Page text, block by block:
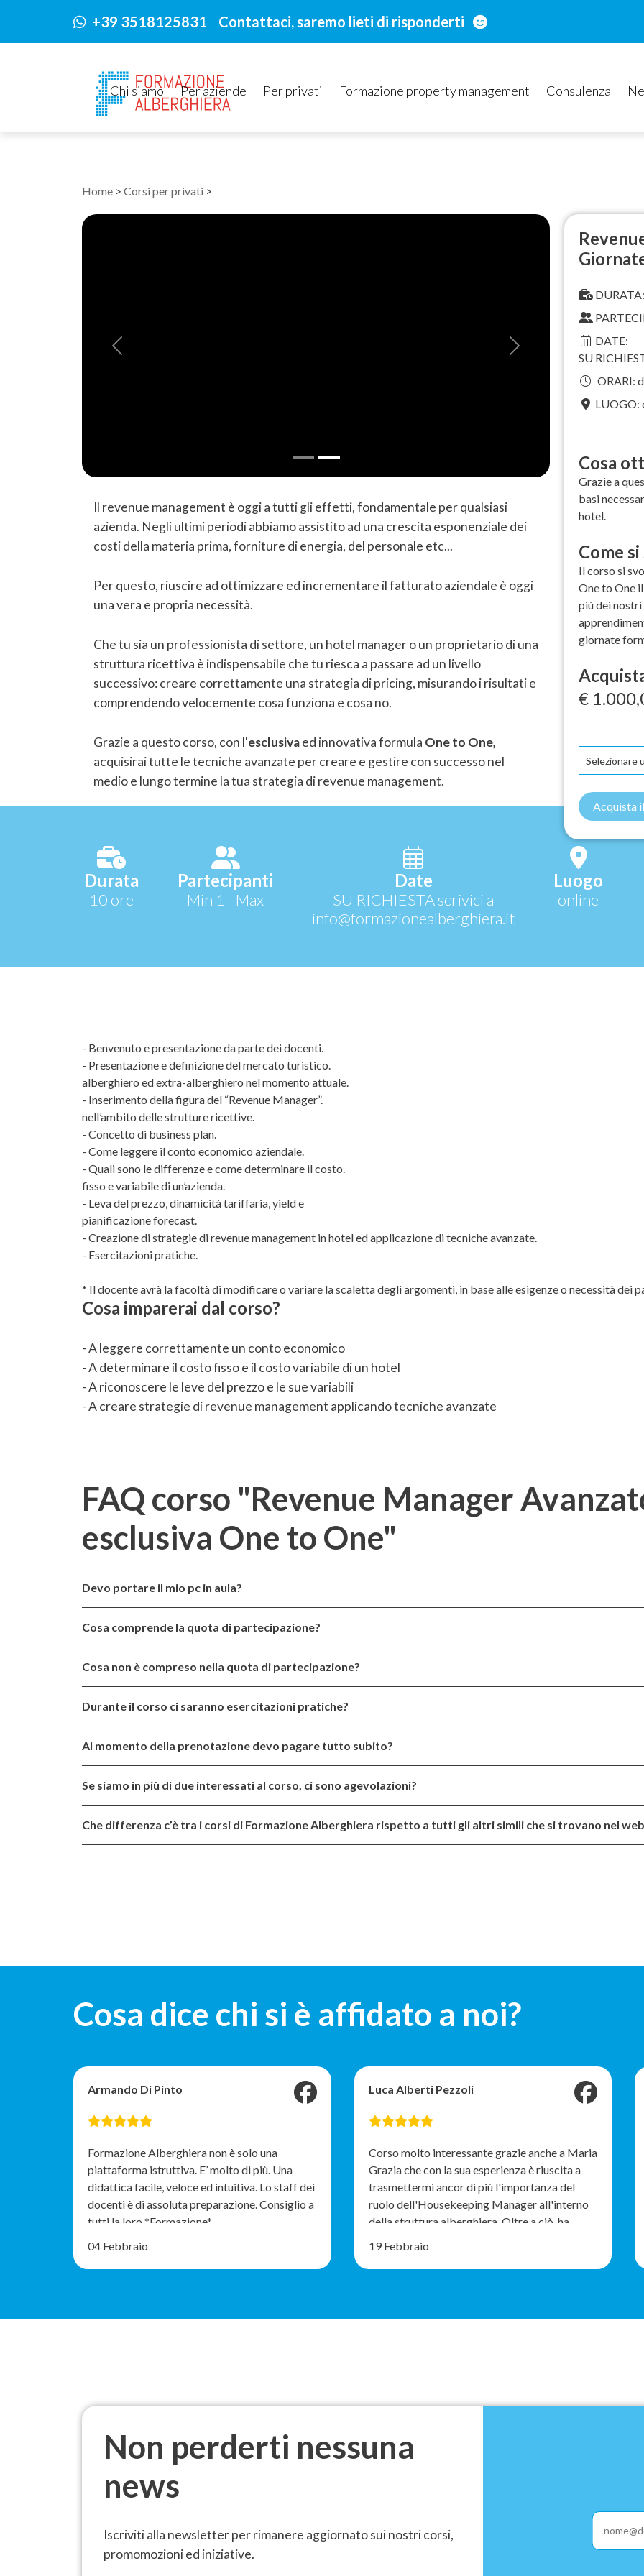
+39 3518125831 Contattaci, saremo lieti di risponderti
Chi siamo Per aziende Per privati Formazione property management Consulenza
Home > Corsi per privati >
Previous Next
Il revenue management è oggi a tutti gli effetti, fondamentale per qualsiasi
azienda. Negli ultimi periodi abbiamo assistito ad una crescita esponenziale dei
costi della materia prima, forniture di energia, del personale etc...
Per questo, riuscire ad ottimizzare ed incrementare il fatturato aziendale è oggi
una vera e propria necessità.
Che tu sia un professionista di settore, un hotel manager o un proprietario di una
struttura ricettiva è indispensabile che tu riesca a passare ad un livello
successivo: creare correttamente una strategia di pricing, misurando i risultati e
comprendendo velocemente cosa funziona e cosa no.
Grazie a questo corso, con l'esclusivaed innovativa formula One to One,
acquisirai tutte le tecniche avanzate per creare e gestire con successo nel
medio e lungo termine la tua strategia di revenue management.
DATE:
SU
ORARI:
LUOGO:
Cosa
Grazie a
basi
hotel.
Come
Il corso si
One to One
piú dei
giornate
€
Acquista
Durata
10 ore
Partecipanti
Min 1 - Max
Date
SU RICHIESTA scrivici a
info@formazionealberghiera.it
Luogo
online
- Benvenuto e presentazione da parte dei docenti.
- Presentazione e definizione del mercato turistico.
alberghiero ed extra-alberghiero nel momento attuale.
- Inserimento della figura del “Revenue Manager”.
nell’ambito delle strutture ricettive.
- Concetto di business plan.
- Come leggere il conto economico aziendale.
- Quali sono le differenze e come determinare il costo.
fisso e variabile di un’azienda.
- Leva del prezzo, dinamicità tariffaria, yield e
pianificazione forecast.
- Creazione di strategie di revenue management in hotel ed applicazione di tecniche avanzate.
- Esercitazioni pratiche.
* Il docente avrà la facoltà di modificare o variare la scaletta degli argomenti, in base alle esigenze o necessità dei
Cosa imparerai dal corso?
- A leggere correttamente un conto economico
- A determinare il costo fisso e il costo variabile di un hotel
- A riconoscere le leve del prezzo e le sue variabili
- A creare strategie di revenue management applicando tecniche avanzate
FAQ corso "Revenue Manager
esclusiva One to One"
Devo portare il mio pc in aula?
Cosa comprende la quota di partecipazione?
Cosa non è compreso nella quota di partecipazione?
Durante il corso ci saranno esercitazioni pratiche?
Al momento della prenotazione devo pagare tutto subito?
Se siamo in più di due interessati al corso, ci sono agevolazioni?
Che differenza c’è tra i corsi di Formazione Alberghiera rispetto a tutti gli altri simili che si trovano nel
Cosa dice chi si è affidato a noi?
Armando Di Pinto
Formazione Alberghiera non è solo una
piattaforma istruttiva. E’ molto di più. Una
didattica facile, veloce ed intuitiva. Lo staff dei
docenti è di assoluta preparazione. Consiglio a
tutti la loro *Formazione*
04 Febbraio
Luca Alberti Pezzoli
Corso molto interessante grazie anche a Maria
Grazia che con la sua esperienza è riuscita a
trasmettermi ancor di più l'importanza del
ruolo dell'Housekeeping Manager all'interno
della struttura alberghiera. Oltre a ciò, ha
raggiungere tutti gli obbiettivi futuri. Per
19 Febbraio
Non perderti nessuna
news
Iscriviti alla newsletter per rimanere aggiornato sui nostri corsi,
promomozioni ed iniziative.